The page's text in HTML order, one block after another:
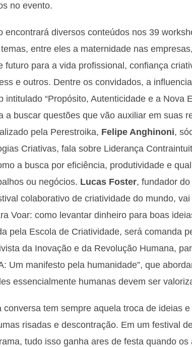
no evento.
encontrará diversos conteúdos nos 39
entre eles a maternidade nas
futuro para a vida profissional, confiança
e outros. Dentre os convidados, a
intitulado “Propósito, Autenticidade e a Nova
a buscar questões que vão auxiliar em suas
pela Perestroika, Felipe Anghinoni,
Criativas, fala sobre Liderança
a busca por eficiência, produtividade e
ou negócios. Lucas Foster, fundador
colaborativo de criatividade do mundo,
Voar: como levantar dinheiro para boas
pela Escola de Criatividade, será comanda
da Inovação e da Revolução Humana,
Um manifesto pela humanidade”, que
essencialmente humanas devem ser
conversa tem sempre aquela troca de ideias
risadas e descontração. Em um festival
tudo isso ganha ares de festa quando